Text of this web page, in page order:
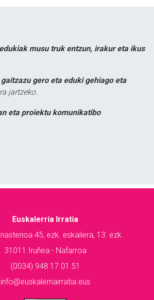
edukiak musu truk entzun, irakur eta ikus
gero eta eduki gehiago eta
jartzeko.
eta proiektu komunikatibo
Euskalerria Irratia
45, ezk. eskailera, 13. ezk.
31011 Iruñea - Nafarroa
(0034) 948 17 01 51
info@euskalerriairratia.eus